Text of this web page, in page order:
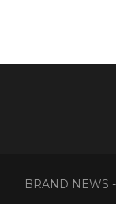
BRAND NEWS